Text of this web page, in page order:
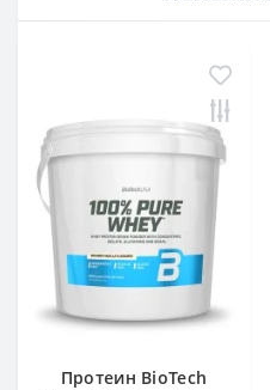
Протеин BioTech